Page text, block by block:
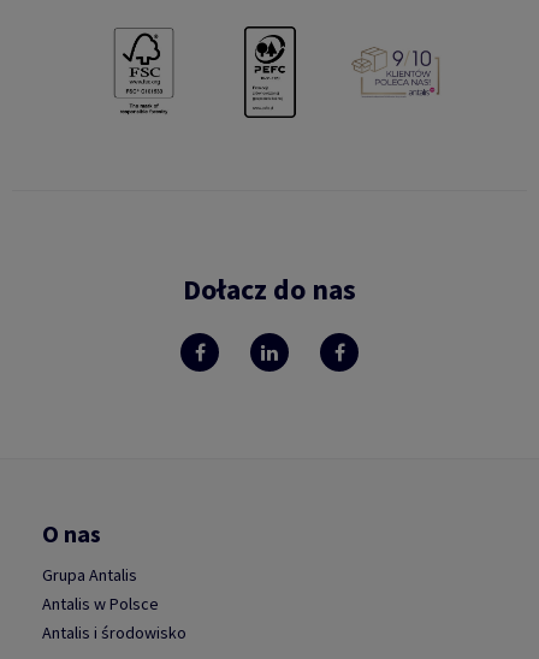
Dołacz do nas
O nas
Grupa Antalis
Antalis w Polsce
Antalis i środowisko